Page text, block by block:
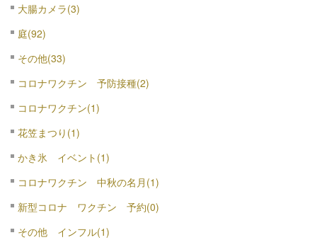
大腸カメラ(3)
庭(92)
その他(33)
コロナワクチン 予防接種(2)
コロナワクチン(1)
花笠まつり(1)
かき氷 イベント(1)
コロナワクチン 中秋の名月(1)
新型コロナ ワクチン 予約(0)
その他 インフル(1)